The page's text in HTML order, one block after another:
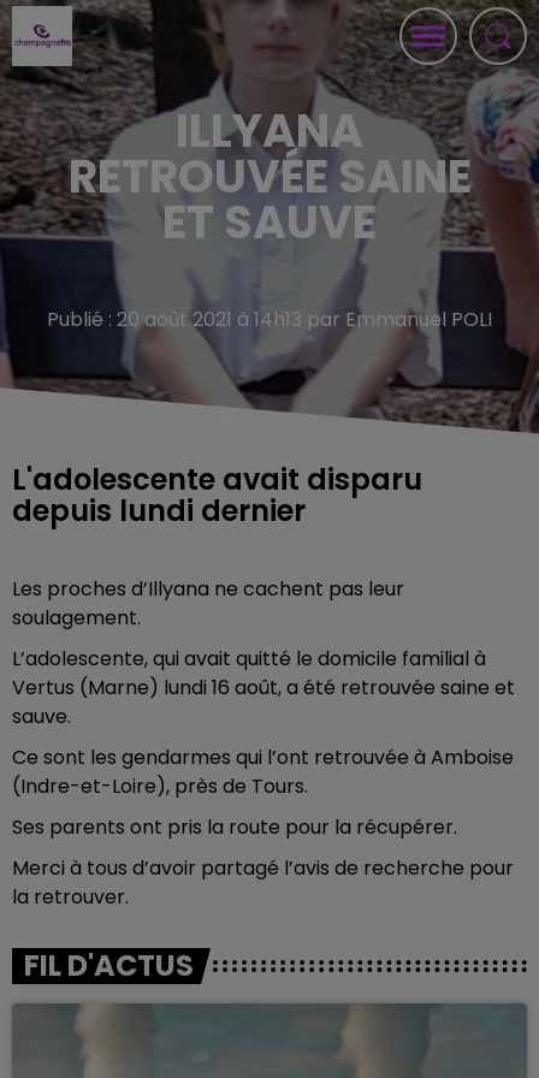
ILLYANA
RETROUVÉE SAINE
ET SAUVE
Publié : 20 août 2021 à 14h13 par Emmanuel POLI
L'adolescente avait disparu
depuis lundi dernier
Les proches d’Illyana ne cachent pas leur
soulagement.
L’adolescente, qui avait quitté le domicile familial à
Vertus (Marne) lundi 16 août, a été retrouvée saine et
sauve.
Ce sont les gendarmes qui l’ont retrouvée à Amboise
(Indre-et-Loire), près de Tours.
Ses parents ont pris la route pour la récupérer.
Merci à tous d’avoir partagé l’avis de recherche pour
la retrouver.
FIL D'ACTUS